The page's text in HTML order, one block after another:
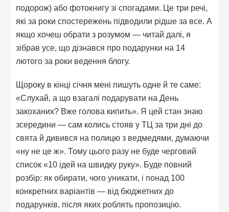
подорож) або фотокнигу зі спогадами. Це три речі,
які за роки спостережень підводили рідше за все. А
якщо хочеш обрати з розумом — читай далі, я
зібрав усе, що дізнався про подарунки на 14
лютого за роки ведення блогу.
Щороку в кінці січня мені пишуть одне й те саме:
«Слухай, а що взагалі подарувати на День
закоханих? Вже голова кипить». Я цей стан знаю
зсередини — сам колись стояв у ТЦ за три дні до
свята й дивився на полицю з ведмедями, думаючи
«ну не це ж». Тому цього разу не буде черговий
список «10 ідей на швидку руку». Буде повний
розбір: як обирати, чого уникати, і понад 100
конкретних варіантів — від бюджетних до
подарунків, після яких роблять пропозицію.